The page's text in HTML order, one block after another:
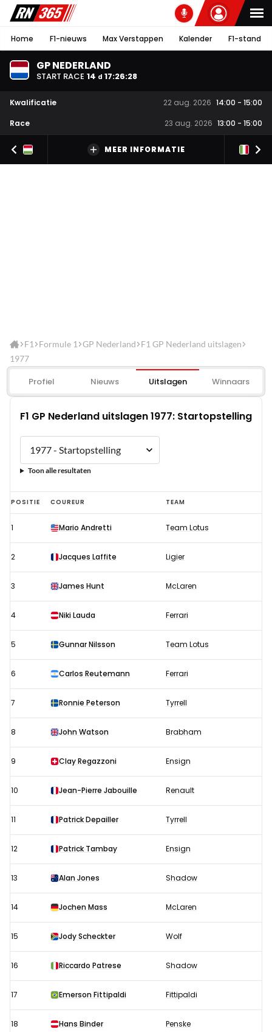
Home F1-nieuws Max Verstappen Kalender F1-stand
GP NEDERLAND
START RACE 14 d 17:26:28
Kwalificatie 22 aug. 2026 14:00 - 15:00
Race
23 aug. 2026 13:00 - 15:00
MEER INFORMATIE
F1 Formule 1 GP Nederland F1 GP Nederland uitslagen
1977
Profiel Nieuws Uitslagen Winnaars
F1 GP Nederland uitslagen 1977: Startopstelling
Toon alle resultaten
F1
GP
Nederland
uitslagen
Startopstelling
POSITIE COUREUR TEAM
1 Mario Andretti Team Lotus
2 Jacques Laffite Ligier
3 James Hunt McLaren
4 Niki Lauda Ferrari
5 Gunnar Nilsson Team Lotus
6 Carlos Reutemann Ferrari
7 Ronnie Peterson Tyrrell
8 John Watson Brabham
9 Clay Regazzoni Ensign
10 Jean-Pierre Jabouille Renault
11 Patrick Depailler Tyrrell
12 Patrick Tambay Ensign
13 Alan Jones Shadow
14 Jochen Mass McLaren
15 Jody Scheckter Wolf
16 Riccardo Patrese Shadow
17 Emerson Fittipaldi Fittipaldi
18 Hans Binder Penske